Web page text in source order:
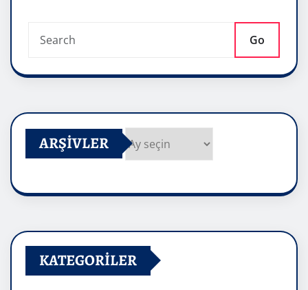
Go
ARŞIVLER
KATEGORILER